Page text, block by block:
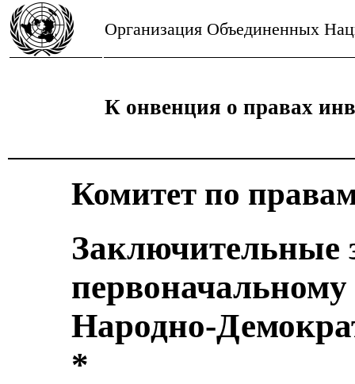
Организация Объединенных
К онвенция о правах
Комитет по
Заключительные
Народно-
*